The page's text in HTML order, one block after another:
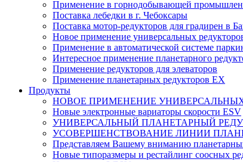
Применение в горнодобывающей
Поставка лебедки в г. Чебоксары
Поставка мотор-редукторов для градирен в
Новое применение универсальных
Применение в автоматической системе
Интересное применение планетарного
Применение редукторов для элеваторов
Применение планетарных редукторов EX
Продукты
НОВОЕ ПРИМЕНЕНИЕ
Новые электронные вариаторы скорости ESV
УНИВЕРСАЛЬНЫЙ ПЛАНЕТАРНЫЙ
УСОВЕРШЕНСТВОВАНИЕ ЛИНИИ
Представляем Вашему вниманию
Новые типоразмеры и рестайлинг соосных